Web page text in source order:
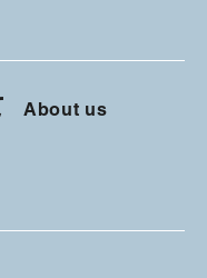
About us